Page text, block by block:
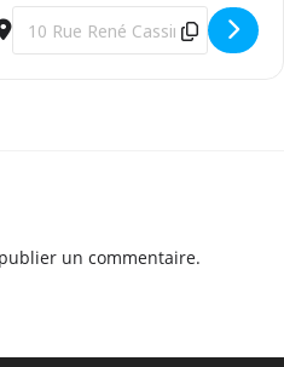
- WSET Niveau 2 en vins -
Destination Address - WSET
un commentaire.